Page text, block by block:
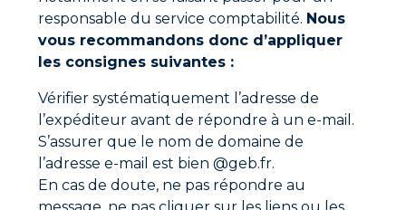
La solution GEB
Selon le type de réparation, les mastics-colles GEB,
Retouche émail ou Mastic époxy, permettent de
éléments présents dans la salle de bain.
Les indispensables GEB pour
l'entretien de votre salle de
responsable du service comptabilité. Nous
vous recommandons donc d’appliquer
les consignes suivantes :
Vérifier systématiquement l’adresse de
l’expéditeur avant de répondre à un e-mail.
S’assurer que le nom de domaine de
l’adresse e-mail est bien @geb.fr.
En cas de doute, ne pas répondre au
message, ne pas cliquer sur les liens ou les